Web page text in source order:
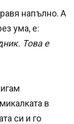
напълно. А
ума, е:
Това е
в
си и го